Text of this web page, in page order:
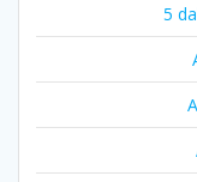
5